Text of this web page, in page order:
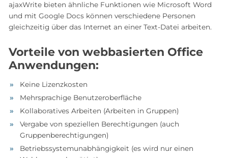
ajaxWrite bieten ähnliche Funktionen wie Microsoft Word
und mit Google Docs können verschiedene Personen
gleichzeitig über das Internet an einer Text-Datei arbeiten.
Vorteile von webbasierten Office
Anwendungen:
Keine Lizenzkosten
Mehrsprachige Benutzeroberfläche
Kollaboratives Arbeiten (Arbeiten in Gruppen)
Vergabe von speziellen Berechtigungen (auch
Gruppenberechtigungen)
Betriebssystemunabhängigkeit (es wird nur einen